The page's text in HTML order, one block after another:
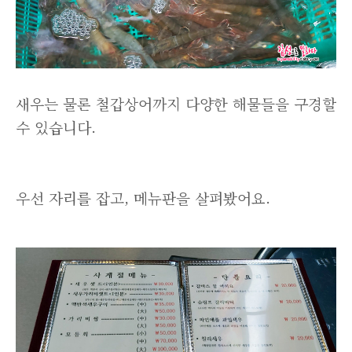
새우는 물론 철갑상어까지 다양한 해물들을 구경할
수 있습니다.
우선 자리를 잡고, 메뉴판을 살펴봤어요.